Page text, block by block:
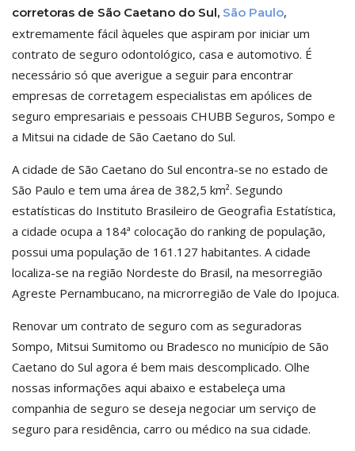
corretoras de São Caetano do Sul, São Paulo,
extremamente fácil àqueles que aspiram por iniciar um
contrato de seguro odontológico, casa e automotivo. É
necessário só que averigue a seguir para encontrar
empresas de corretagem especialistas em apólices de
seguro empresariais e pessoais CHUBB Seguros, Sompo e
a Mitsui na cidade de São Caetano do Sul.
A cidade de São Caetano do Sul encontra-se no estado de
São Paulo e tem uma área de 382,5 km². Segundo
estatísticas do Instituto Brasileiro de Geografia Estatística,
a cidade ocupa a 184ª colocação do ranking de população,
possui uma população de 161.127 habitantes. A cidade
localiza-se na região Nordeste do Brasil, na mesorregião
Agreste Pernambucano, na microrregião de Vale do Ipojuca.
Renovar um contrato de seguro com as seguradoras
Sompo, Mitsui Sumitomo ou Bradesco no município de São
Caetano do Sul agora é bem mais descomplicado. Olhe
nossas informações aqui abaixo e estabeleça uma
companhia de seguro se deseja negociar um serviço de
seguro para residência, carro ou médico na sua cidade.